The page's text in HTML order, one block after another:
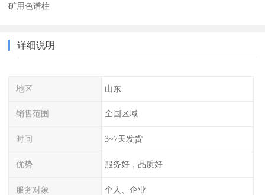
矿用色谱柱
详细说明
地区 山东
销售范围 全国区域
时间 3~7天发货
优势 服务好，品质好
服务对象 个人、企业